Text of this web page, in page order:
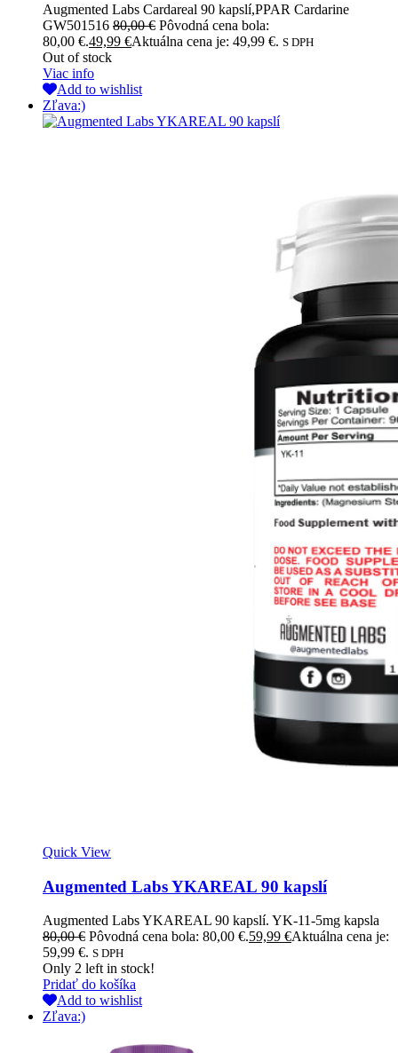
Augmented Labs Cardareal 90 kapslí,PPAR Cardarine
GW501516 80,00€ Pôvodná cena bola:
80,00 €.49,99 €Aktuálna cena je: 49,99 €. S DPH
Out of stock
Viac info
Add to wishlist
Zľava:)
Quick View
Augmented Labs YKAREAL 90 kapslí
Augmented Labs YKAREAL 90 kapslí. YK-11-5mg kapsla
80,00€ Pôvodná cena bola: 80,00 €.59,99 €Aktuálna cena je:
59,99 €. S DPH
Only 2 left in stock!
Pridať do košíka
Add to wishlist
Zľava:)